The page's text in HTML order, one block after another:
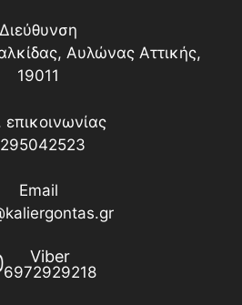
Διεύθυνση
Αυλώνας Αττικής,
19011
επικοινωνίας
Email
Viber
6972929218